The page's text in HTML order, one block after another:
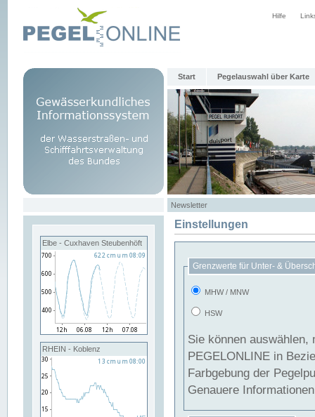
Hilfe
Start Pegelauswahl über Karte
Newsletter
Elbe - Cuxhaven Steubenhöft
RHEIN - Koblenz
Einstellungen
Grenzwerte für Unter- &
MHW / MNW
HSW
Sie können
PEGELONLINE in Beziehung
Farbgebung der
Genauere